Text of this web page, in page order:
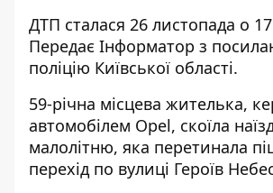
ДТП сталася 26 листопада о
Передає Інформатор з
поліцію Київської області.
59-річна місцева жителька,
автомобілем Opel, скоїла
малолітню, яка перетинала
перехід по вулиці Героїв